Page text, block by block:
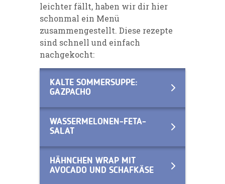
leichter fällt, haben wir dir hier
schonmal ein Menü
zusammengestellt. Diese rezepte
sind schnell und einfach
nachgekocht:
KALTE SOMMERSUPPE:
GAZPACHO
WASSERMELONEN-FETA-
SALAT
HÄHNCHEN WRAP MIT
AVOCADO UND SCHAFKÄSE